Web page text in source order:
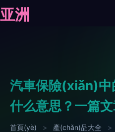
亚洲
汽車保險(xiǎn)
什么意思？一篇
首頁(yè) > 產(chǎn)品大全 >